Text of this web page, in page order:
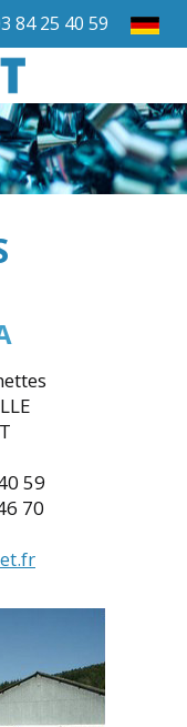
84 25 40 59
59
70